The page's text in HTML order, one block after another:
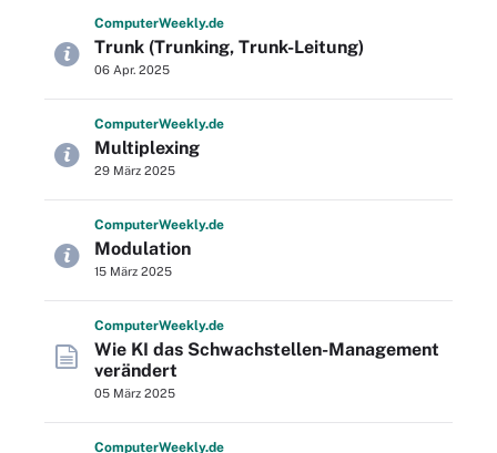
ComputerWeekly.de
Trunk (Trunking, Trunk-Leitung)
06 Apr. 2025
ComputerWeekly.de
Multiplexing
29 März 2025
ComputerWeekly.de
Modulation
15 März 2025
ComputerWeekly.de
Wie KI das Schwachstellen-Management
verändert
05 März 2025
ComputerWeekly.de